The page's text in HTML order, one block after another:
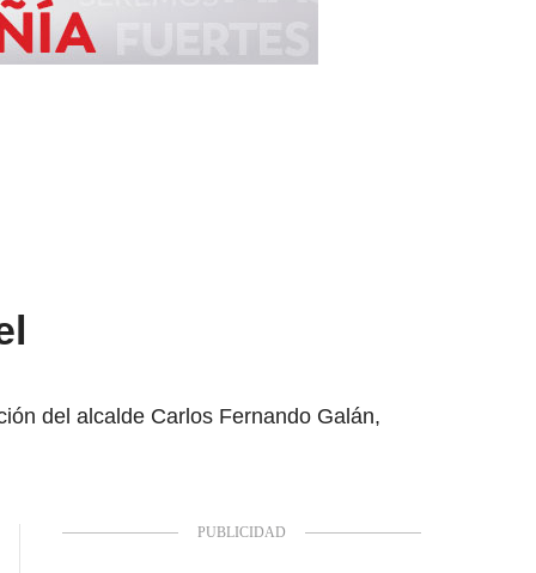
del alcalde Carlos Fernando Galán,